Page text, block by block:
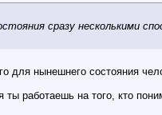
сразу несколькими
для нынешнего состояния
работаешь на того, кто